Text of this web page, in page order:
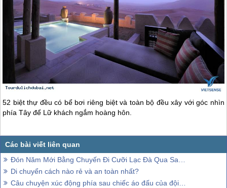
52 biệt thự đều có bể bơi riêng biệt và toàn bộ đều xây với góc nhìn
phía Tây để Lữ khách ngắm hoàng hôn.
Đón Năm Mới Bằng Chuyến Đi Cưỡi Lạc Đà Qua Sa Mạc Tại Dubai
Di chuyển cách nào rẻ và an toàn nhất?
Câu chuyện xúc động phía sau chiếc áo đấu của đội tuyển Syria